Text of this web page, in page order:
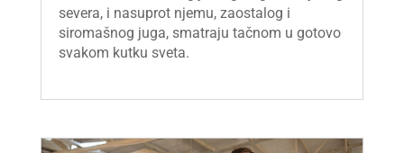
severa, i nasuprot njemu, zaostalog i
siromašnog juga, smatraju tačnom u gotovo
svakom kutku sveta.